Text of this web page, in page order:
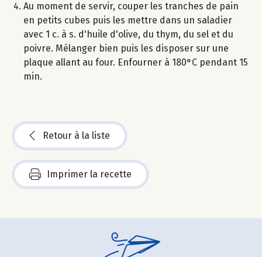
Au moment de servir, couper les tranches de pain
en petits cubes puis les mettre dans un saladier
avec 1 c. à s. d'huile d'olive, du thym, du sel et du
poivre. Mélanger bien puis les disposer sur une
plaque allant au four. Enfourner à 180°C pendant 15
min.
Retour à la liste
Imprimer la recette